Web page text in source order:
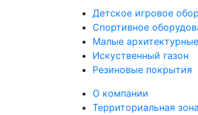
Детское игровое
Спортивное
Малые
Искуственный газон
Резиновые покрытия
О компании
Территориальная зона